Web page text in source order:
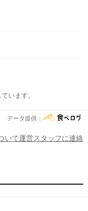
います。
データ提供：
いて運営スタッフに連絡